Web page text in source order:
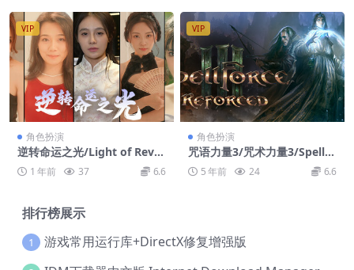
VIP
角色扮演
逆转命运之光/Light of Rever
sing Destiny
1 年前 37 6.6
VIP
角色扮演
咒语力量3/咒术力量3/Spellfo
rce 35 年前 24 6.6
排行榜展示
1 游戏常用运行库+DirectX修复增强版